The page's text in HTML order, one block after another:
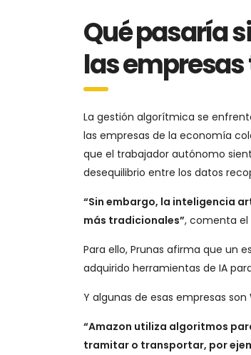
Qué pasaría
las
La gestión algorítmica se
las empresas de la economía
que el trabajador autónomo
desequilibrio entre los datos
“Sin embargo, la inteligencia
más tradicionales”, comenta el
Para ello, Prunas afirma que un
adquirido herramientas de IA
Y algunas de esas empresas
“Amazon utiliza algoritmos
tramitar o transportar, por